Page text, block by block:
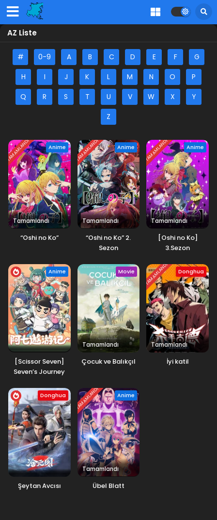
AZ Liste
# 0-9 A B C D E F G
H I J K L M N O P
Q R S T U V W X Y
Z
TAMAMLANDI Anime
Tamamlandı
“Oshi no Ko”
TAMAMLANDI Anime
Tamamlandı
“Oshi no Ko” 2.
Sezon
TAMAMLANDI Anime
Tamamlandı
[Oshi no Ko]
3.Sezon
Anime
[Scissor Seven]
Seven’s Journey
Movie
Tamamlandı
Çocuk ve Balıkçıl
TAMAMLANDI Donghua
Tamamlandı
İyi katil
Donghua
Şeytan Avcısı
TAMAMLANDI Anime
Tamamlandı
Übel Blatt